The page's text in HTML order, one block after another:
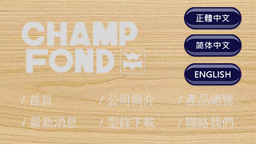
/ 首頁
/ 最新消息
/ 公司簡介
/ 型錄下載
/ 產品總覽
/ 聯絡我們